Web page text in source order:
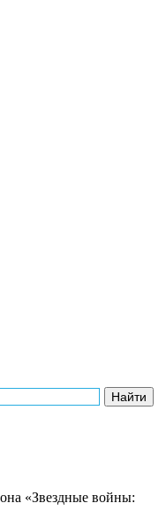
«Звездные войны: